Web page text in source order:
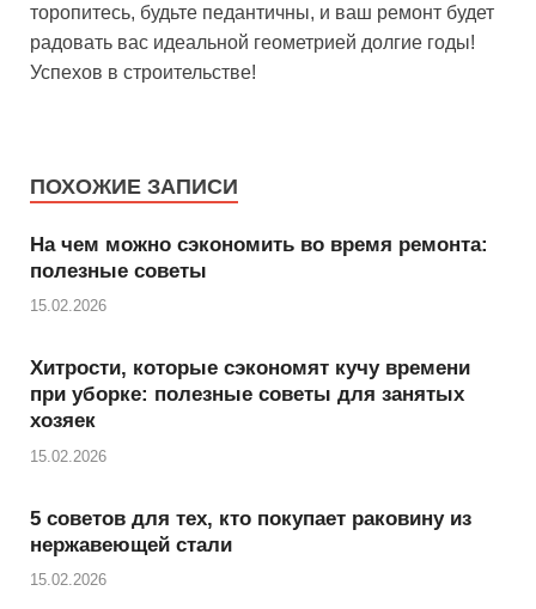
торопитесь, будьте педантичны, и ваш ремонт будет
радовать вас идеальной геометрией долгие годы!
Успехов в строительстве!
ПОХОЖИЕ ЗАПИСИ
На чем можно сэкономить во время ремонта:
полезные советы
15.02.2026
Хитрости, которые сэкономят кучу времени
при уборке: полезные советы для занятых
хозяек
15.02.2026
5 советов для тех, кто покупает раковину из
нержавеющей стали
15.02.2026